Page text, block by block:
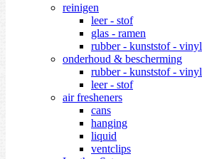
reinigen
leer - stof
glas - ramen
rubber - kunststof - vinyl
onderhoud & bescherming
rubber - kunststof - vinyl
leer - stof
air fresheners
cans
hanging
liquid
ventclips